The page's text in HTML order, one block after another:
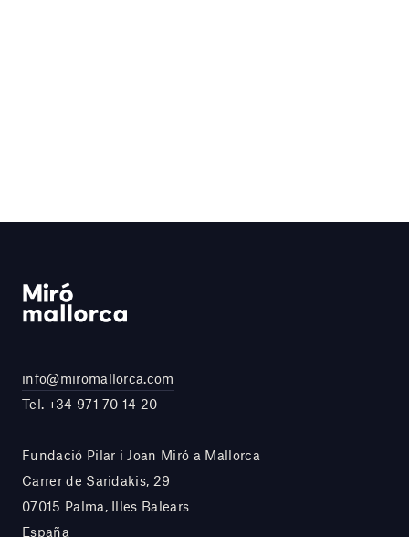
info@miromallorca.com
Tel. +34 971 70 14 20
Fundació Pilar i Joan Miró a Mallorca
Carrer de Saridakis, 29
07015 Palma, Illes Balears
España